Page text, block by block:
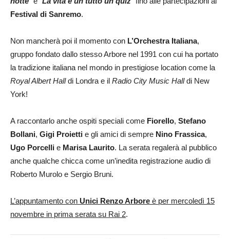
Festival di Sanremo.
Non mancherà poi il momento con L’Orchestra Italiana,
gruppo fondato dallo stesso Arbore nel 1991 con cui ha portato
la tradizione italiana nel mondo in prestigiose location come la
Royal Albert Halldi Londra e il Radio City Music Halldi New
York!
A raccontarlo anche ospiti speciali come Fiorello, Stefano
Bollani, Gigi Proietti e gli amici di sempre Nino Frassica,
Ugo Porcelli e Marisa Laurito. La serata regalerà al pubblico
anche qualche chicca come un’inedita registrazione audio di
Roberto Murolo e Sergio Bruni.
L’appuntamento con Unici Renzo Arbore è per mercoledì 15
novembre in prima serata su Rai 2.